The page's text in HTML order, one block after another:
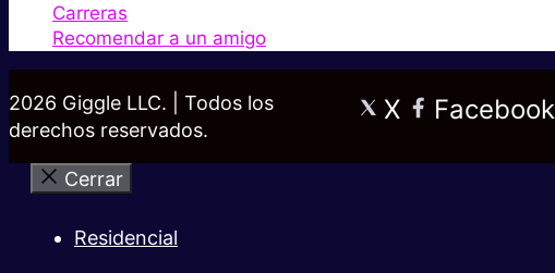
Carreras
Recomendar a un amigo
2026 Giggle LLC. | Todos los
derechos reservados.
X Facebook
Cerrar
Residencial